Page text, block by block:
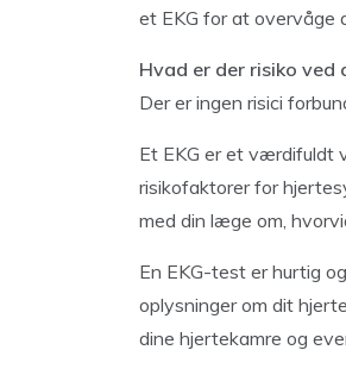
et EKG for at overvåge
Hvad er der risiko ved
Der er ingen risici
Et EKG er et værdifuldt
risikofaktorer for
med din læge om,
En EKG-test er hurtig
oplysninger om dit
dine hjertekamre og